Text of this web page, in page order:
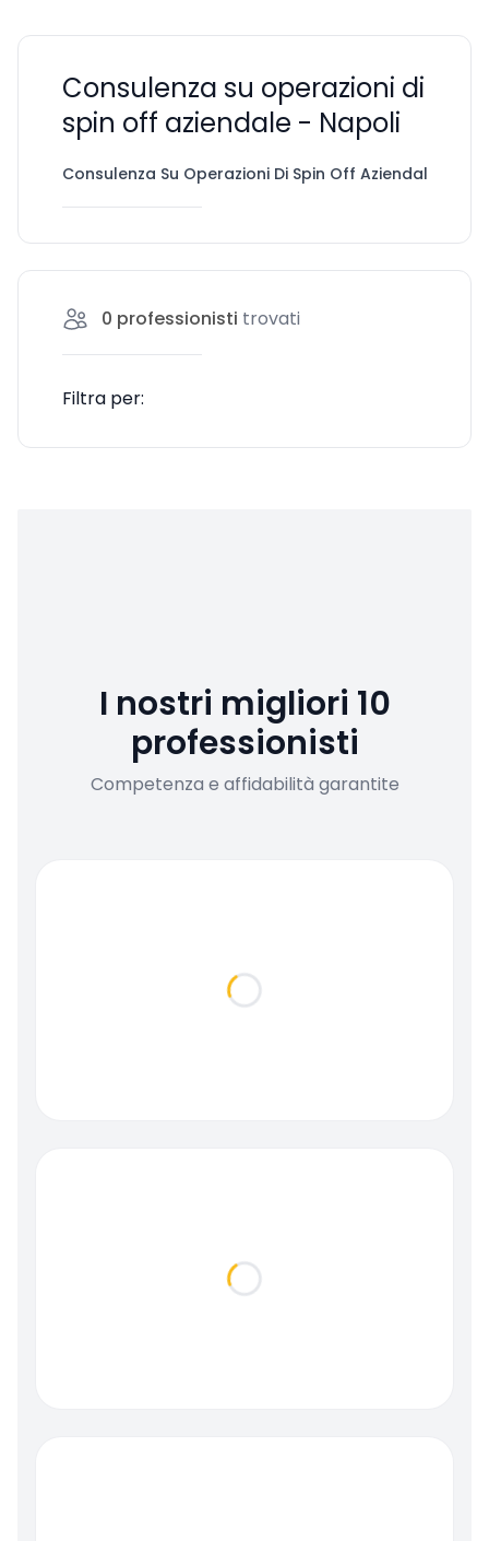
Consulenza su operazioni di
spin off aziendale - Napoli
Consulenza Su Operazioni Di Spin Off Aziendale
0 professionisti trovati
Filtra per:
I nostri migliori 10
professionisti
Competenza e affidabilità garantite
Loading...
Loading...